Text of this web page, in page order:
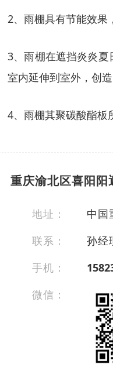
2、雨棚具有节能效果
3、雨棚在遮挡炎炎
室内延伸到室外，创
4、雨棚其聚碳酸酯板
重庆渝北区喜阳阳
地址：
中国
联系：
孙经
手机：
微信：